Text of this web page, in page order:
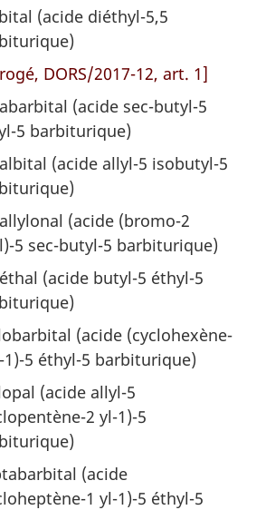
(acide diéthyl-5,5
DORS/2017-12, art. 1]
(acide sec-butyl-5
5 barbiturique)
(acide allyl-5 isobutyl-5
(acide (bromo-2
5 sec-butyl-5 barbiturique)
(acide butyl-5 éthyl-5
(acide (cyclohexène-
1)-5 éthyl-5 barbiturique)
(acide allyl-5
2 yl-1)-5
(acide
1 yl-1)-5 éthyl-5